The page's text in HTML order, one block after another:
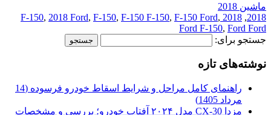
ماشین 2018
2018
,
2018 F-150
, 2018 Ford, F-150, F-150 F-150, F-150 Ford,
Ford F-150, Ford Ford
جستجو برای:
نوشته‌های تازه
راهنمای کامل مراحل و شرایط اسقاط خودرو فرسوده (14
مرداد 1405)
مزدا CX-30 مدل ۲۰۲۴ آفتاب خودرو؛ بررسی و مشخصات